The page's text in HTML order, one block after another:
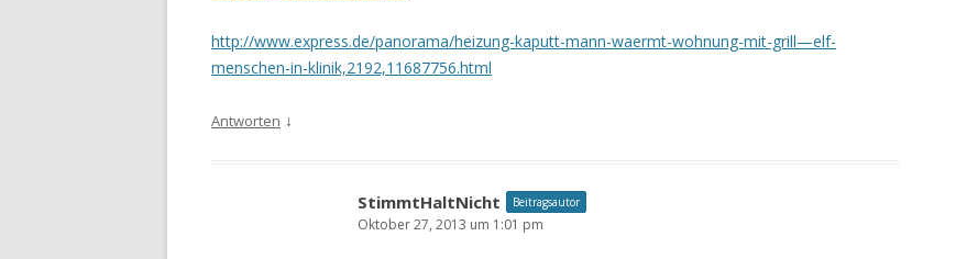
http://www.express.de/panorama/heizung-kaputt-mann-waermt-wohnung-mit-grill—elf-
menschen-in-klinik,2192,11687756.html
Antworten ↓
StimmtHaltNicht Beitragsautor
Oktober 27, 2013 um 1:01 pm